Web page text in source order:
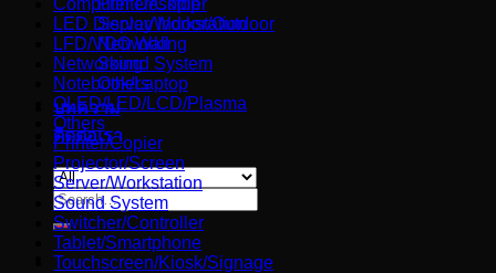
Printer/Copier
Server/Workstation
Networking
Sound System
Others
บทความ
ติดต่อเรา
Search
for:
Computer Desktop
LED Display Indoor/Outdoor
LFD/VDO Wall
Networking
Notebook/Laptop
OLED/LED/LCD/Plasma
Others
Printer/Copier
Projector/Screen
Server/Workstation
Sound System
Switcher/Controller
Tablet/Smartphone
Touchscreen/Kiosk/Signage